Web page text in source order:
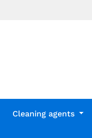
Cleaning agents